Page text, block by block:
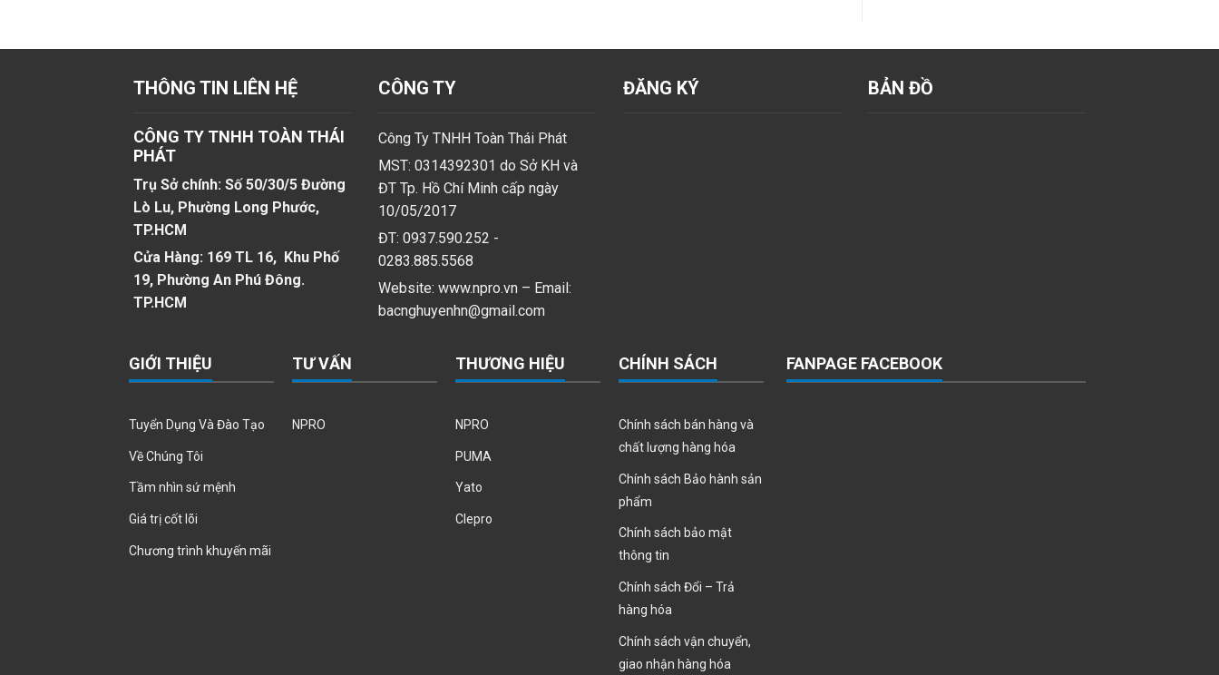
THÔNG TIN LIÊN HỆ
CÔNG TY TNHH TOÀN THÁI
PHÁT
Trụ Sở chính: Số 50/30/5 Đường
Lò Lu, Phường Long Phước,
TP.HCM
Cửa Hàng: 169 TL 16, Khu Phố
19, Phường An Phú Đông.
TP.HCM
CÔNG TY
Công Ty TNHH Toàn Thái Phát
MST: 0314392301 do Sở KH và
ĐT Tp. Hồ Chí Minh cấp ngày
10/05/2017
ĐT: 0937.590.252 -
0283.885.5568
Website: www.npro.vn – Email:
bacnghuyenhn@gmail.com
ĐĂNG KÝ BẢN ĐỒ
GIỚI THIỆU
Tuyển Dụng Và Đào Tạo
Về Chúng Tôi
Tầm nhìn sứ mệnh
Giá trị cốt lõi
Chương trình khuyến mãi
TƯ VẤN
NPRO
THƯƠNG HIỆU
NPRO
PUMA
Yato
Clepro
CHÍNH SÁCH
Chính sách bán hàng và
chất lượng hàng hóa
Chính sách Bảo hành sản
phẩm
Chính sách bảo mật
thông tin
Chính sách Đổi – Trả
hàng hóa
Chính sách vận chuyển,
giao nhận hàng hóa
FANPAGE FACEBOOK